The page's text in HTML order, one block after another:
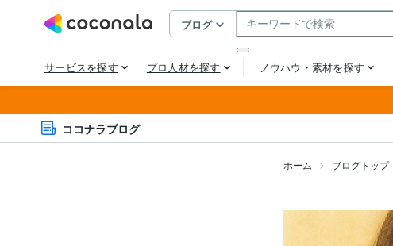
ココナラブログ
ホーム ブログトップ